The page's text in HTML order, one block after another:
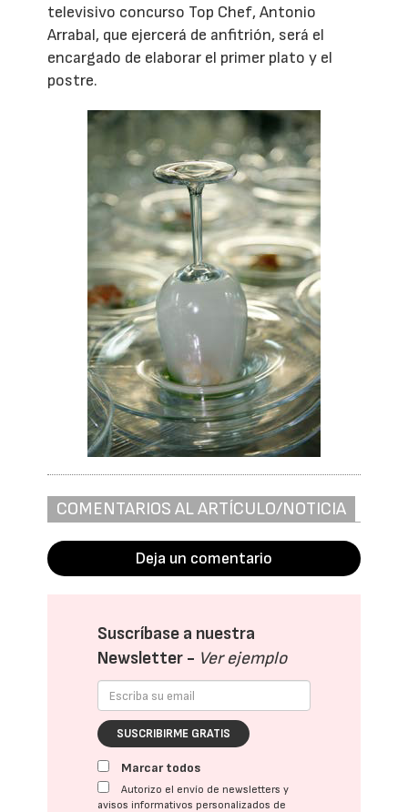
televisivo concurso Top Chef, Antonio
Arrabal, que ejercerá de anfitrión, será el
encargado de elaborar el primer plato y el
postre.
COMENTARIOS AL ARTÍCULO/NOTICIA
Deja un comentario
Suscríbase a nuestra
Newsletter - Ver ejemplo
SUSCRIBIRME GRATIS
Marcar todos
Autorizo el envío de newsletters y
avisos informativos personalizados de